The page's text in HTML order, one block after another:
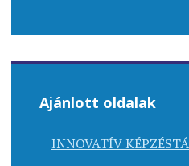
Ajánlott oldalak
INNOVATÍV